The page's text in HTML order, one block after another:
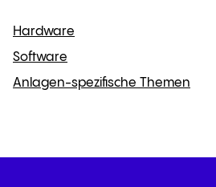
Hardware
Software
Anlagen-spezifische Themen